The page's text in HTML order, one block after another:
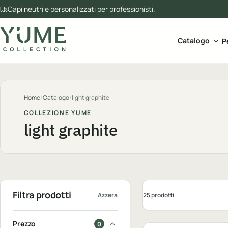
Capi neutri e personalizzati per professionisti.
Catalogo
Home/Catalogo/light graphite
COLLEZIONE YUME
light graphite
Filtra prodotti Azzera
Prezzo 0
25 prodotti
Personalizzabile